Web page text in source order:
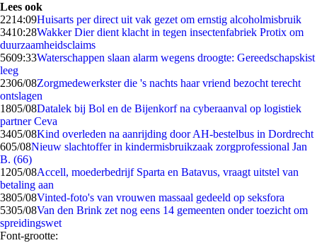
Lees ook
2214:09Huisarts per direct uit vak gezet om ernstig alcoholmisbruik
3410:28Wakker Dier dient klacht in tegen insectenfabriek Protix om
duurzaamheidsclaims
5609:33Waterschappen slaan alarm wegens droogte: Gereedschapskist
leeg
2306/08Zorgmedewerkster die 's nachts haar vriend bezocht terecht
ontslagen
1805/08Datalek bij Bol en de Bijenkorf na cyberaanval op logistiek
partner Ceva
3405/08Kind overleden na aanrijding door AH-bestelbus in Dordrecht
605/08Nieuw slachtoffer in kindermisbruikzaak zorgprofessional Jan
B. (66)
1205/08Accell, moederbedrijf Sparta en Batavus, vraagt uitstel van
betaling aan
3805/08Vinted-foto's van vrouwen massaal gedeeld op seksfora
5305/08Van den Brink zet nog eens 14 gemeenten onder toezicht om
spreidingswet
Font-grootte: